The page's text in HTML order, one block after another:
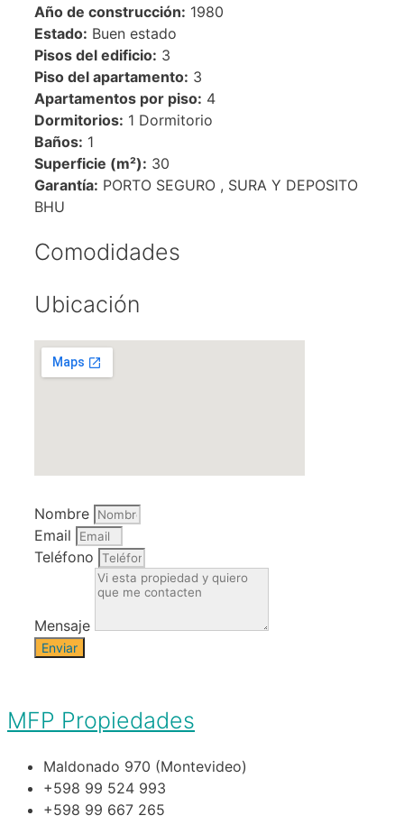
Año de construcción: 1980
Estado: Buen estado
Pisos del edificio: 3
Piso del apartamento: 3
Apartamentos por piso: 4
Dormitorios: 1 Dormitorio
Baños: 1
Superficie (m²): 30
Garantía: PORTO SEGURO , SURA Y DEPOSITO
BHU
Comodidades
Ubicación
Nombre
Email
Teléfono
Mensaje
Enviar
MFP Propiedades
Maldonado 970 (Montevideo)
+598 99 524 993
+598 99 667 265